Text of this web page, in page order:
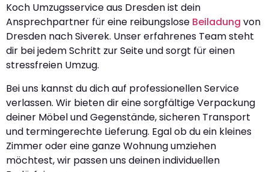
Koch Umzugsservice aus Dresden ist dein
Ansprechpartner für eine reibungslose Beiladung von
Dresden nach Siverek. Unser erfahrenes Team steht
dir bei jedem Schritt zur Seite und sorgt für einen
stressfreien Umzug.
Bei uns kannst du dich auf professionellen Service
verlassen. Wir bieten dir eine sorgfältige Verpackung
deiner Möbel und Gegenstände, sicheren Transport
und termingerechte Lieferung. Egal ob du ein kleines
Zimmer oder eine ganze Wohnung umziehen
möchtest, wir passen uns deinen individuellen